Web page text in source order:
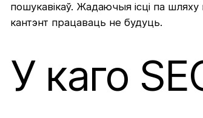
пошукавікаў. Жадаючыя ісці па
кантэнт працаваць не будуць.
У каго